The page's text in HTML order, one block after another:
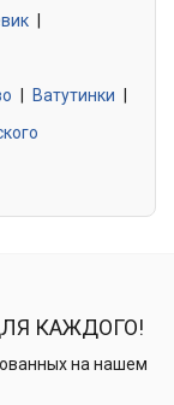
Ватутинки
КАЖДОГО!
на нашем